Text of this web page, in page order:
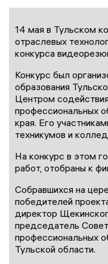
14 мая в Тульском
отраслевых
конкурса
Конкурс был
образования
Центром
профессиональных
края. Его
техникумов и
На конкурс в этом
работ, отобраны к
Собравшихся на
победителей
директор
председатель
профессиональных
Тульской области.